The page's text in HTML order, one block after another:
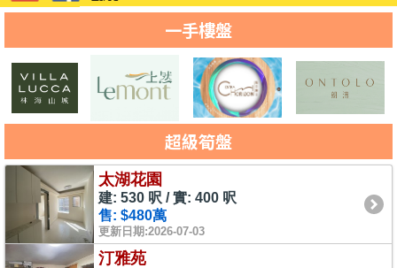
一手樓盤
超級筍盤
太湖花園
建: 530 呎 / 實: 400 呎
售: $480萬
更新日期:2026-07-03
汀雅苑